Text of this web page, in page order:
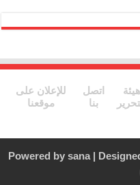
هيئة
اتصل
بنا
للإعلان على
موقعنا
Powered by sana|